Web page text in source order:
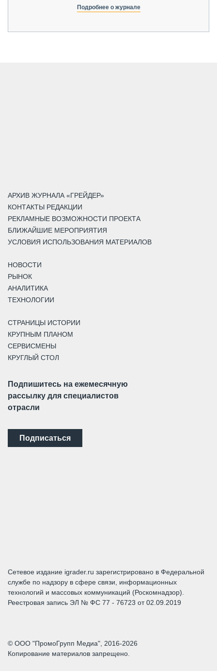
Подробнее о журнале
АРХИВ ЖУРНАЛА «ГРЕЙДЕР»
КОНТАКТЫ РЕДАКЦИИ
РЕКЛАМНЫЕ ВОЗМОЖНОСТИ ПРОЕКТА
БЛИЖАЙШИЕ МЕРОПРИЯТИЯ
УСЛОВИЯ ИСПОЛЬЗОВАНИЯ МАТЕРИАЛОВ
НОВОСТИ
РЫНОК
АНАЛИТИКА
ТЕХНОЛОГИИ
СТРАНИЦЫ ИСТОРИИ
КРУПНЫМ ПЛАНОМ
СЕРВИСМЕНЫ
КРУГЛЫЙ СТОЛ
Подпишитесь на ежемесячную
рассылку для специалистов
отрасли
Подписаться
Сетевое издание igrader.ru зарегистрировано в Федеральной
службе по надзору в сфере связи, информационных
технологий и массовых коммуникаций (Роскомнадзор).
Реестровая запись ЭЛ № ФС 77 - 76723 от 02.09.2019
© ООО "ПромоГрупп Медиа", 2016-2026
Копирование материалов запрещено.